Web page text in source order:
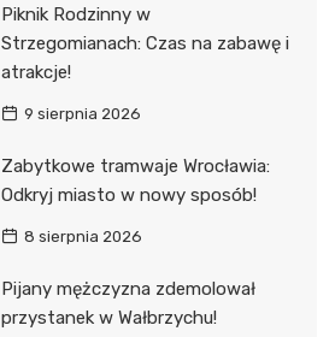
Piknik Rodzinny w
Strzegomianach: Czas na zabawę i
atrakcje!
9 sierpnia 2026
Zabytkowe tramwaje Wrocławia:
Odkryj miasto w nowy sposób!
8 sierpnia 2026
Pijany mężczyzna zdemolował
przystanek w Wałbrzychu!